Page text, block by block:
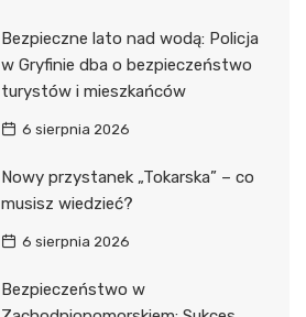
Bezpieczne lato nad wodą: Policja
w Gryfinie dba o bezpieczeństwo
turystów i mieszkańców
6 sierpnia 2026
Nowy przystanek „Tokarska” – co
musisz wiedzieć?
6 sierpnia 2026
Bezpieczeństwo w